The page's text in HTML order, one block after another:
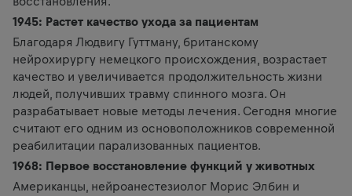
1945: Растет качество ухода за пациентам
Благодаря Людвигу Гуттману, британскому
нейрохирургу немецкого происхождения, возрастает
качество и увеличивается продолжительность жизни
людей, получивших травму спинного мозга. Он
разрабатывает новые методы лечения. Сегодня многие
считают его одним из основоположников современной
реабилитации парализованных пациентов.
1968: Первое восстановление функций у животных
Американцы, нейроанестезиолог Морис Элбин и